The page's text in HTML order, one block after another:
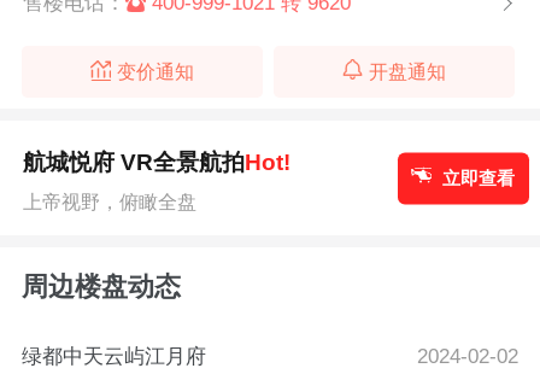
变价通知 开盘通知
航城悦府 VR全景航拍Hot!
上帝视野，俯瞰全盘
立即查看
周边楼盘动态
绿都中天云屿江月府
2024-02-02